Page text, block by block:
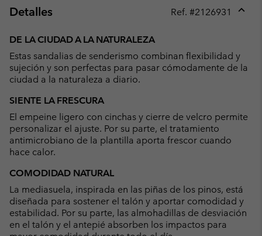
Detalles Ref. #2126931
DE LA CIUDAD A LA NATURALEZA
Estas sandalias de senderismo combinan flexibilidad y
sujeción y son perfectas para pasar cómodamente de la
ciudad a la naturaleza a diario.
SIENTE LA FRESCURA
El empeine ligero con cinchas y cierre de velcro permite
personalizar el ajuste. Por su parte, el tratamiento
antimicrobiano de la plantilla aporta frescor cuando
hace calor.
COMODIDAD NATURAL
La mediasuela, inspirada en las piñas de los pinos, está
diseñada para sostener el talón y aportar comodidad y
estabilidad. Por su parte, las almohadillas de desviación
en el talón y el antepié absorben los impactos para